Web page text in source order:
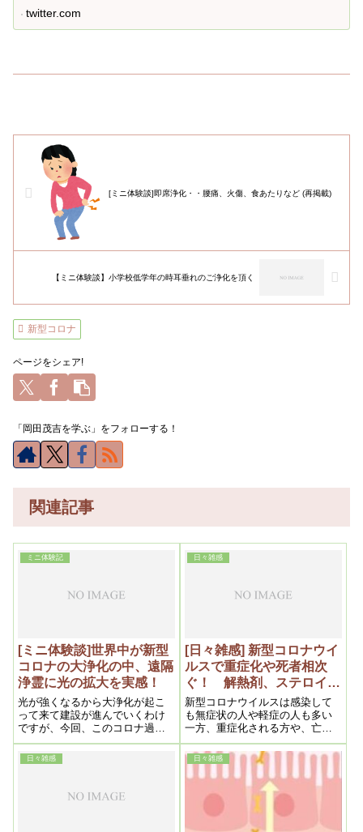
twitter.com
[ミニ体験談]即席浄化・・腰痛、火傷、食あたりなど (再掲載)
【ミニ体験談】小学校低学年の時耳垂れのご浄化を頂く
新型コロナ
ページをシェア!
「岡田茂吉を学ぶ」をフォローする！
関連記事
ミニ体験記
[ミニ体験談]世界中が新型
コロナの大浄化の中、遠隔
浄霊に光の拡大を実感！
光が強くなるから大浄化が起こ
って来て建設が進んでいくわけ
ですが、今回、このコロナ過の
中で、御浄化をいただいている
友人に、止むを得ず遠隔浄霊を
御取次させて頂いたのですが、
日々雑感
[日々雑感] 新型コロナウイ
ルスで重症化や死者相次
ぐ！ 解熱剤、ステロイド
剤などなど薬が免疫力をな
くす。浜六郎先生が伝える
メディアで流れない話。
新型コロナウイルスは感染して
も無症状の人や軽症の人も多い
一方、重症化される方や、亡く
なられる方も少なくありませ
ん。容態が急変されるというこ
とで、テレビでは報道されませ
んが薬が関係するのではと思
い、以前セカンドオピニオンを
お願いしたことのある浜六郎先
生の見解を調べてみました
日々雑感 日々雑感